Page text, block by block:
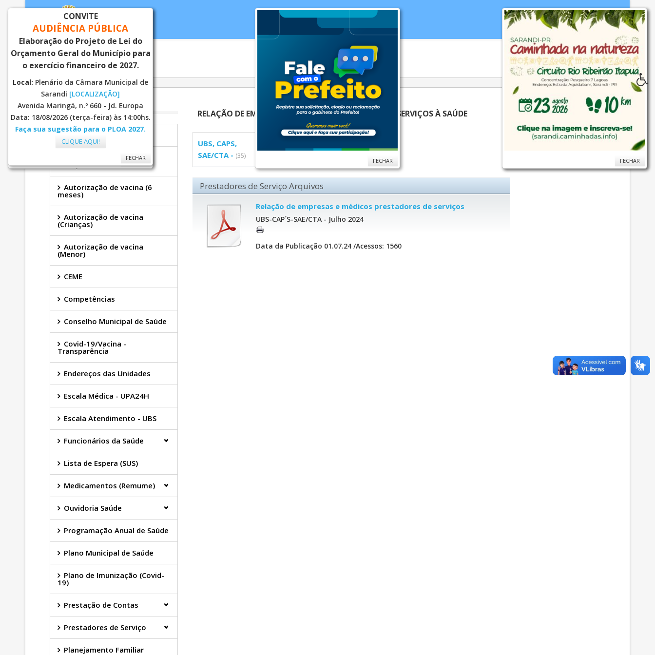
Secretarias Cidade WebMail ... Ajuda
SAÚDE
Secretaria
Àrea de Abrangência -
Atenção Primária à Saúde
Autorização de vacina (6
meses)
Autorização de vacina
(Crianças)
Autorização de vacina
(Menor)
CEME
Competências
Conselho Municipal de Saúde
Covid-19/Vacina -
Transparência
Endereços das Unidades
Escala Médica - UPA24H
Escala Atendimento - UBS
Funcionários da Saúde
Lista de Espera (SUS)
Medicamentos (Remume)
Ouvidoria Saúde
Programação Anual de Saúde
Plano Municipal de Saúde
Plano de Imunização (Covid-
19)
Prestação de Contas
Prestadores de Serviço
Planejamento Familiar
RELAÇÃO DE EMPRESAS E MÉDICOS PRESTADORES DE SERVIÇOS À SAÚDE
UBS, CAPS,
SAE/CTA - (35)
Prestadores de Serviço Arquivos
Relação de empresas e médicos prestadores de serviços
UBS-CAP´S-SAE/CTA - Julho 2024
Data da Publicação 01.07.24 /Acessos: 1560
FECHAR
CONVITE
AUDIÊNCIA PÚBLICA
Elaboração do Projeto de Lei do
Orçamento Geral do Município para
o exercício financeiro de 2027.
Local: Plenário da Câmara Municipal de
Sarandi [LOCALIZAÇÃO]
Avenida Maringá, n.º 660 - Jd. Europa
Data: 18/08/2026 (terça-feira) às 14:00hs.
Faça sua sugestão para o PLOA 2027.
CLIQUE AQUI!
FECHAR FECHAR
FECHAR
FECHAR